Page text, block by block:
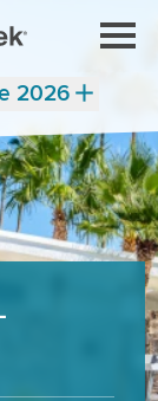
2026